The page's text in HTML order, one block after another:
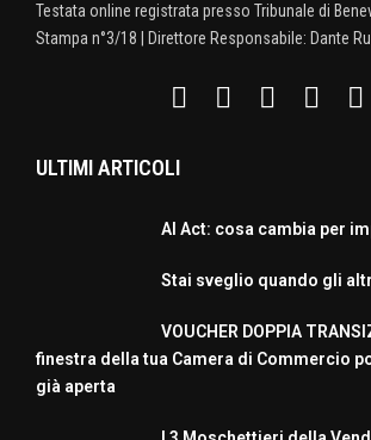
Testata online registrata presso Tribunale di
Stampa n°3/18 | Direttore Responsabile: Dante
ULTIMI ARTICOLI
AI Act: cosa cambia per
Stai sveglio quando gli
VOUCHER DOPPIA
finestra della tua Camera di Commercio
già aperta